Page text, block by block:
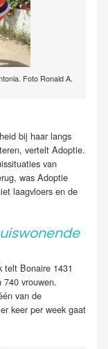
Foto Ronald A.
bij haar langs
vertelt Adoptie.
van
was Adoptie
laagvloers en de
telt Bonaire 1431
740 vrouwen.
van de
keer per week gaat